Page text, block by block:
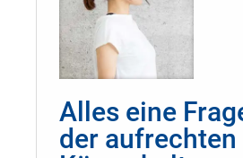
Alles eine
der aufrechten